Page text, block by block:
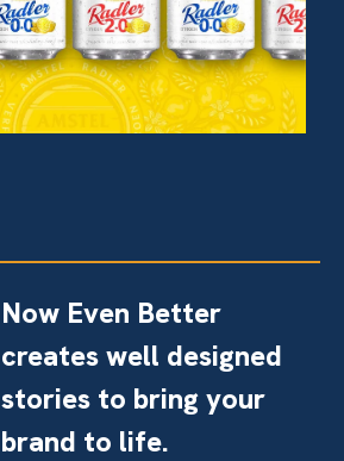
Now Even Better
creates well designed
stories to bring your
brand to life.